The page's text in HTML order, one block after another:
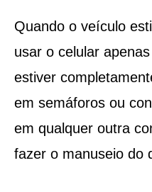
Quando o veículo
usar o celular
estiver
em semáforos ou
em qualquer outra
fazer o manuseio do